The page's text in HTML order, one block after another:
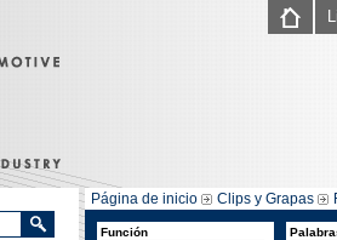
Página de inicio Clips y Grapas
Función